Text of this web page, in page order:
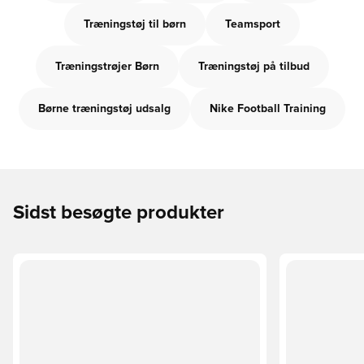
Træningstøj til børn Teamsport
Træningstrøjer Børn Træningstøj på tilbud
Børne træningstøj udsalg Nike Football Training
Sidst besøgte produkter